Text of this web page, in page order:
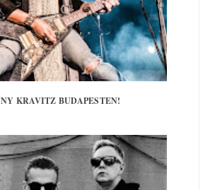
KRAVITZ BUDAPESTEN!